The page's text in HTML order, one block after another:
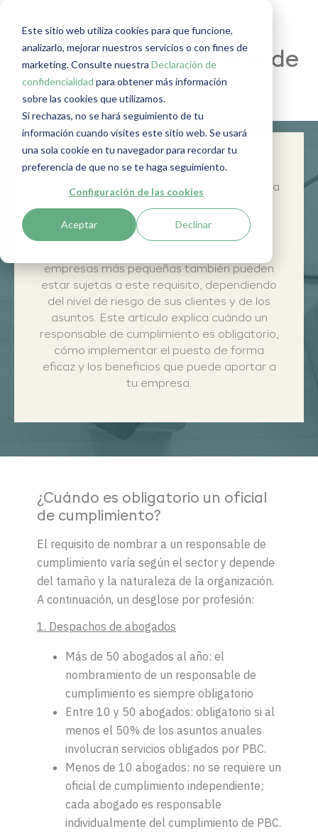
Este sitio web utiliza cookies para que funcione,
analizarlo, mejorar nuestros servicios o con fines de
marketing. Consulte nuestra Declaración de
confidencialidad para obtener más información
sobre las cookies que utilizamos.
Si rechazas, no se hará seguimiento de tu
información cuando visites este sitio web. Se usará
una sola cookie en tu navegador para recordar tu
preferencia de que no se te haga seguimiento.
Configuración de las cookies
Aceptar Declinar
¿Cómo diseñaste el
puesto de responsable de
cumplimiento?
Pregunta nº 6 del supervisor
El papel del responsable de cumplimiento ha
años, en gran parte debido a la Ley de
prevención de capitales, que obliga a las
empresas más pequeñas también pueden
estar sujetas a este requisito, dependiendo
del nivel de riesgo de sus clientes y de los
asuntos. Este artículo explica cuándo un
responsable de cumplimiento es obligatorio,
cómo implementar el puesto de forma
eficaz y los beneficios que puede aportar a
tu empresa.
¿Cuándo es obligatorio un oficial
de cumplimiento?
El requisito de nombrar a un responsable de
cumplimiento varía según el sector y depende
del tamaño y la naturaleza de la organización.
A continuación, un desglose por profesión:
1. Despachos de abogados
Más de 50 abogados al año: el
nombramiento de un responsable de
cumplimiento es siempre obligatorio
Entre 10 y 50 abogados: obligatorio si al
menos el 50% de los asuntos anuales
involucran servicios obligados por PBC.
Menos de 10 abogados: no se requiere un
oficial de cumplimiento independiente;
cada abogado es responsable
individualmente del cumplimiento de PBC.